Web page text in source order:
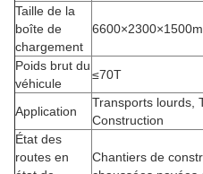
Taille de la
boîte de
chargement
Poids brut du
véhicule
≤70T
Application
Transports lourds,
Construction
État des
routes en
Chantiers de